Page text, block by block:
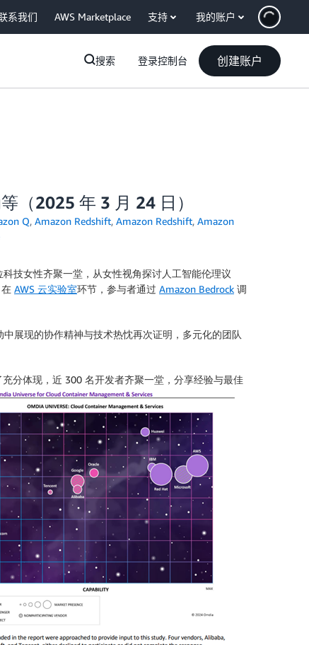
系我们 AWS Marketplace 支持 我的账户
搜索 登录控制台 创建账户
（2025 年 3 月 24 日）
Q, Amazon Redshift, Amazon Redshift, Amazon
技女性齐聚一堂，从女性视角探讨人工智能伦理议
AWS 云实验室环节，参与者通过 Amazon Bedrock 调
展现的协作精神与技术热忱再次证明，多元化的团队
充分体现，近 300 名开发者齐聚一堂，分享经验与最佳